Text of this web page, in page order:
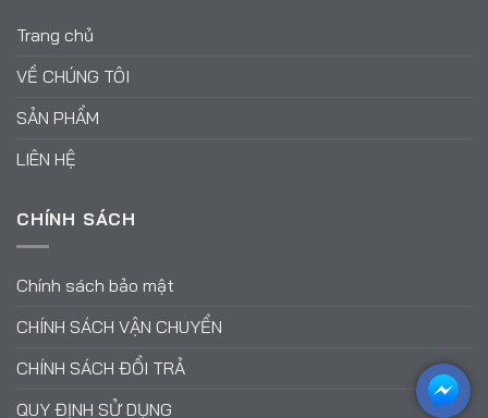
Trang chủ
VỀ CHÚNG TÔI
SẢN PHẨM
LIÊN HỆ
CHÍNH SÁCH
Chính sách bảo mật
CHÍNH SÁCH VẬN CHUYỂN
CHÍNH SÁCH ĐỔI TRẢ
QUY ĐỊNH SỬ DỤNG